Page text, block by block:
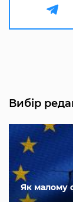
Вибір
Як малому